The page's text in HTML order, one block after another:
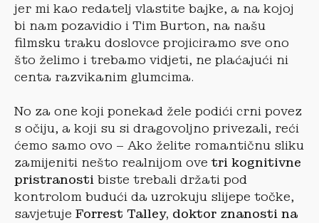
jer mi kao redatelj vlastite bajke, a na kojoj
bi nam pozavidio i Tim Burton, na našu
filmsku traku doslovce projiciramo sve ono
što želimo i trebamo vidjeti, ne plaćajući ni
centa razvikanim glumcima.
No za one koji ponekad žele podići crni povez
s očiju, a koji su si dragovoljno privezali, reći
ćemo samo ovo – Ako želite romantičnu sliku
zamijeniti nešto realnijom ovetri kognitivne
pristranosti biste trebali držati pod
kontrolom budući da uzrokuju slijepe točke,
savjetuje Forrest Talley, doktor znanosti na